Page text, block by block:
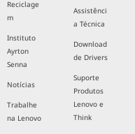
Reciclage
m
Instituto
Ayrton
Senna
Notícias
Trabalhe
na Lenovo
Assistênci
a Técnica
Download
de Drivers
Suporte
Produtos
Lenovo e
Think